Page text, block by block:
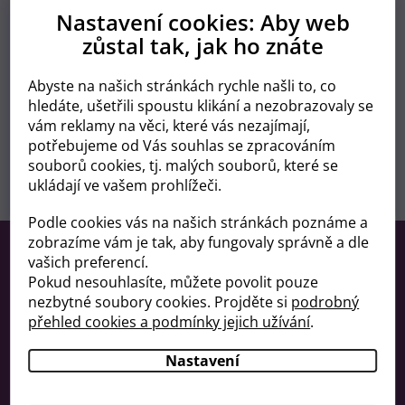
Nastavení cookies: Aby web
zůstal tak, jak ho znáte
Abyste na našich stránkách rychle našli to, co
hledáte, ušetřili spoustu klikání a nezobrazovaly se
vám reklamy na věci, které vás nezajímají,
potřebujeme od Vás souhlas se zpracováním
souborů cookies, tj. malých souborů, které se
ukládají ve vašem prohlížeči.
Podle cookies vás na našich stránkách poznáme a
zobrazíme vám je tak, aby fungovaly správně a dle
vašich preferencí.
Pokud nesouhlasíte, můžete povolit pouze
nezbytné soubory cookies. Projděte si podrobný
přehled cookies a podmínky jejich užívání.
Nastavení
Délka cyklu
Spočítat datum porodu
Z
Facebook
plenkylevne